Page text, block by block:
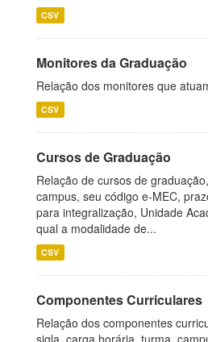
CSV
Monitores da Graduação
Relação dos monitores que
CSV
Cursos de Graduação
Relação de cursos de
campus, seu código e-MEC,
para integralização, Unidade
qual a modalidade de...
CSV
Componentes Curriculares
Relação dos componentes
sigla, carga horária, turma,